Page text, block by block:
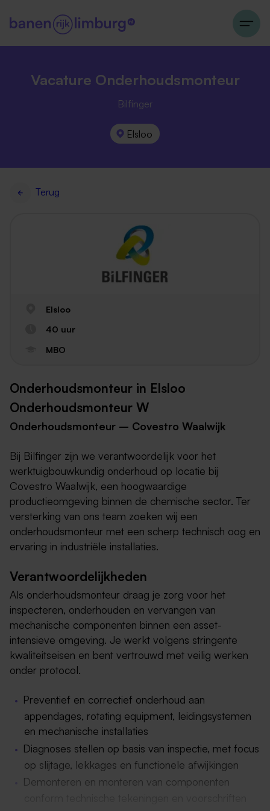
Vacature Onderhoudsmonteur
Bilfinger
Elsloo
Terug
Elsloo
40 uur
MBO
Onderhoudsmonteur in Elsloo
Onderhoudsmonteur W
Onderhoudsmonteur – Covestro Waalwijk
Bij Bilfinger zijn we verantwoordelijk voor het
werktuigbouwkundig onderhoud op locatie bij
Covestro Waalwijk, een hoogwaardige
productieomgeving binnen de chemische sector. Ter
versterking van ons team zoeken wij een
onderhoudsmonteur met een scherp technisch oog en
ervaring in industriële installaties.
Verantwoordelijkheden
Als onderhoudsmonteur draag je zorg voor het
inspecteren, onderhouden en vervangen van
mechanische componenten binnen een asset-
intensieve omgeving. Je werkt volgens stringente
kwaliteitseisen en bent vertrouwd met veilig werken
onder protocol.
Preventief en correctief onderhoud aan
appendages, rotating equipment, leidingsystemen
en mechanische installaties
Diagnoses stellen op basis van inspectie, met focus
op slijtage, lekkages en functionele afwijkingen
Demonteren en monteren van componenten